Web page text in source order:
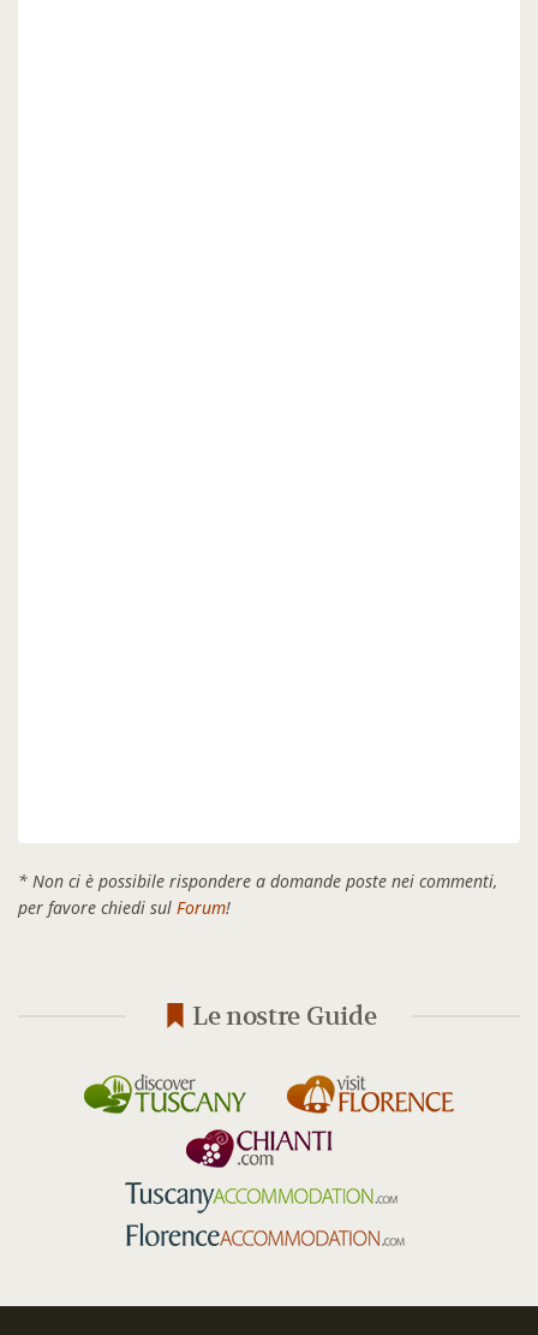
* Non ci è possibile rispondere a domande poste nei commenti,
per favore chiedi sul Forum!
Le nostre Guide